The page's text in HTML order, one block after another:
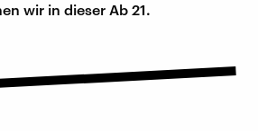
wir in dieser Ab 21.